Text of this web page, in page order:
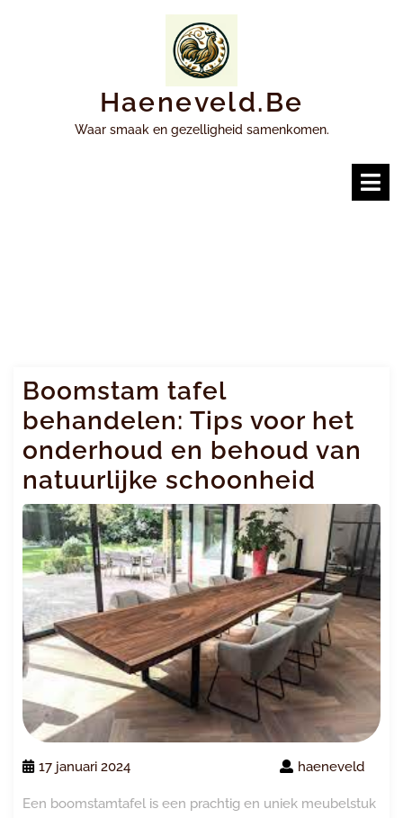
Haeneveld.be
Waar smaak en gezelligheid samenkomen.
Boomstam tafel
behandelen: Tips voor het
onderhoud en behoud van
natuurlijke schoonheid
17 januari 2024 haeneveld
Een boomstamtafel is een prachtig en uniek meubelstuk